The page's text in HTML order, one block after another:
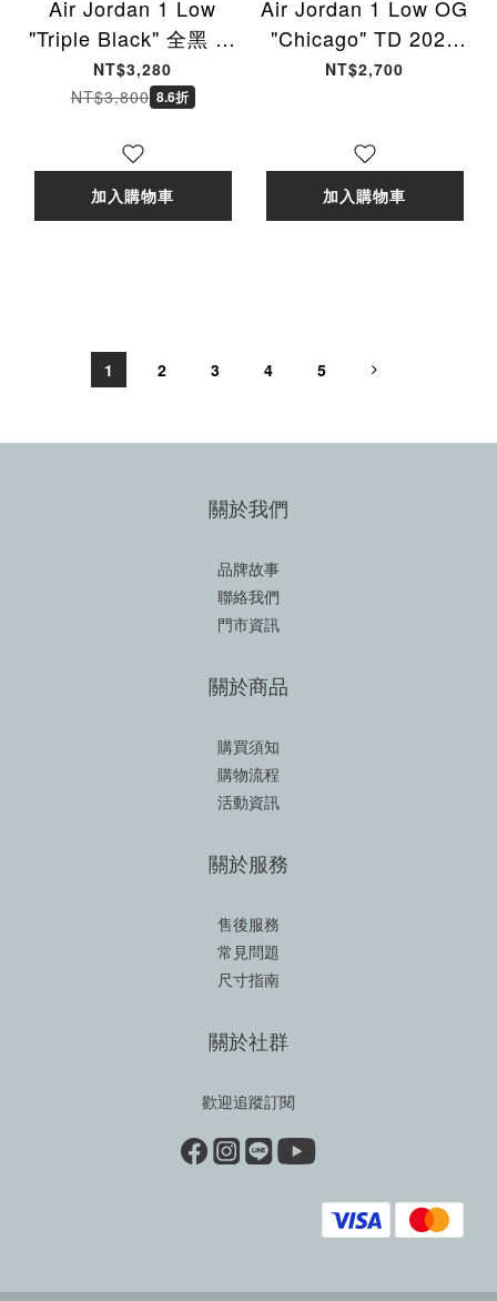
Air Jordan 1 Low
"Triple Black" 全黑 男
鞋 553558-093 [台灣
現貨]
NT$3,280
NT$3,800 8.6折
加入購物車
Air Jordan 1 Low OG
"Chicago" TD 2025
芝加哥公牛 黑紅白 小
NT$2,700
加入購物車
1 2 3 4 5
關於我們
品牌故事
聯絡我們
門市資訊
關於商品
購買須知
購物流程
活動資訊
關於服務
售後服務
常見問題
尺寸指南
關於社群
歡迎追蹤訂閱